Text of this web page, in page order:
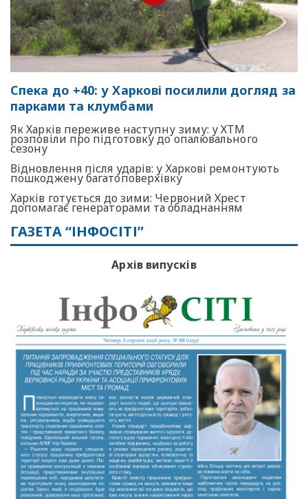
Спека до +40: у Харкові посилили догляд за
парками та клумбами
Як Харків переживе наступну зиму: у ХТМ
розповіли про підготовку до опалювального
сезону
Відновлення після ударів: у Харкові ремонтують
пошкоджену багатоповерхівку
Харків готується до зими: Червоний Хрест
допомагає генераторами та обладнанням
ГАЗЕТА “ІНФОСІТІ”
Архів випусків